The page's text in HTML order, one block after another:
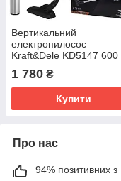
Вертикальний
електропилосос
Kraft&Dele KD5147 600
1 780 ₴
Купити
Про нас
94% позитивних з